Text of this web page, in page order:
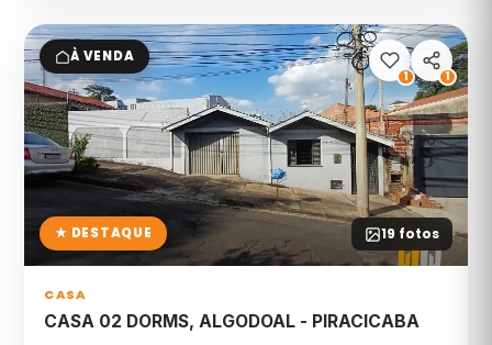
À VENDA
19 fotos
★ DESTAQUE
1 1
CASA
CASA 02 DORMS, ALGODOAL - PIRACICABA